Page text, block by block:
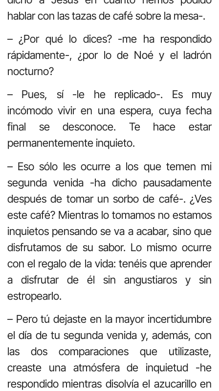
hablar con las tazas de café sobre la mesa-.
– ¿Por qué lo dices? -me ha respondido
rápidamente-, ¿por lo de Noé y el ladrón
nocturno?
– Pues, sí -le he replicado-. Es muy
incómodo vivir en una espera, cuya fecha
final se desconoce. Te hace estar
permanentemente inquieto.
– Eso sólo les ocurre a los que temen mi
segunda venida -ha dicho pausadamente
después de tomar un sorbo de café-. ¿Ves
este café? Mientras lo tomamos no estamos
inquietos pensando se va a acabar, sino que
disfrutamos de su sabor. Lo mismo ocurre
con el regalo de la vida: tenéis que aprender
a disfrutar de él sin angustiaros y sin
estropearlo.
– Pero tú dejaste en la mayor incertidumbre
el día de tu segunda venida y, además, con
las dos comparaciones que utilizaste,
creaste una atmósfera de inquietud -he
respondido mientras disolvía el azucarillo en